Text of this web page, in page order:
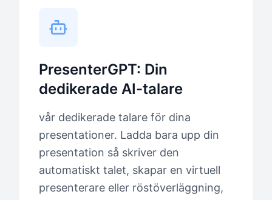
PresenterGPT: Din
dedikerade AI-talare
vår dedikerade talare för dina
presentationer. Ladda bara upp din
presentation så skriver den
automatiskt talet, skapar en virtuell
presenterare eller röstöverläggning,